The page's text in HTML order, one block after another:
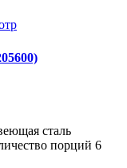
сталь
порций 6